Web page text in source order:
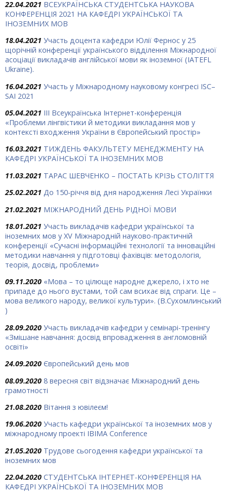
22.04.2021 ВСЕУКРАЇНСЬКА СТУДЕНТСЬКА НАУКОВА
КОНФЕРЕНЦІЯ 2021 НА КАФЕДРІ УКРАЇНСЬКОЇ ТА
ІНОЗЕМНИХ МОВ
18.04.2021 Участь доцента кафедри Юлії Фернос у 25
щорічній конференції українського відділення Міжнародної
асоціації викладачів англійської мови як іноземної (IATEFL
Ukraine).
16.04.2021 Участь у Міжнародному науковому конгресі ISC–
SAI 2021
05.04.2021 IІІ Всеукраїнська Інтернет-конференція
«Проблеми лінгвістики й методики викладання мов у
контексті входження України в Європейський простір»
16.03.2021 ТИЖДЕНЬ ФАКУЛЬТЕТУ МЕНЕДЖМЕНТУ НА
КАФЕДРІ УКРАЇНСЬКОЇ ТА ІНОЗЕМНИХ МОВ
11.03.2021 ТАРАС ШЕВЧЕНКО – ПОСТАТЬ КРІЗЬ СТОЛІТТЯ
25.02.2021 До 150-річчя від дня народження Лесі Українки
21.02.2021 МІЖНАРОДНИЙ ДЕНЬ РІДНОЇ МОВИ
18.01.2021 Участь викладачів кафедри української та
іноземних мов у XV Міжнародній науково-практичній
конференції «Сучасні інформаційні технології та інноваційні
методики навчання у підготовці фахівців: методологія,
теорія, досвід, проблеми»
09.11.2020 «Мова – то цілюще народ­не джерело, і хто не
припаде до нього вустами, той сам всихає від спраги. Це –
мова великого народу, великої культури». (В.Сухомлинський
)
28.09.2020 Участь викладачів кафедри у семінарі-тренінгу
«Змішане навчання: досвід впровадження в англомовній
освіті»
24.09.2020 Європейський день мов
08.09.2020 8 вересня світ відзначає Міжнародний день
грамотності
21.08.2020 Вітання з ювілеєм!
19.06.2020 Участь кафедри української та іноземних мов у
міжнародному проекті IBIMA Conference
21.05.2020 Трудове сьогодення кафедри української та
іноземних мов
22.04.2020 СТУДЕНТСЬКА ІНТЕРНЕТ-КОНФЕРЕНЦІЯ НА
КАФЕДРІ УКРАЇНСЬКОЇ ТА ІНОЗЕМНИХ МОВ